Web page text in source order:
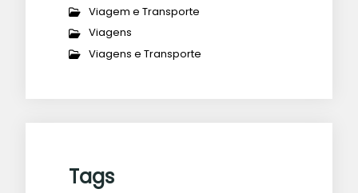
Viagem e Transporte
Viagens
Viagens e Transporte
Tags